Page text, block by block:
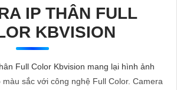
IP THÂN FULL
KBVISION
Full Color Kbvision mang lại hình ảnh
sắc với công nghệ Full Color. Camera